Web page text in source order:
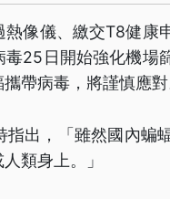
像儀、繳交T8健康
25日開始強化機場
帶病毒，將謹慎應對
出，「雖然國內蝙
類身上。」